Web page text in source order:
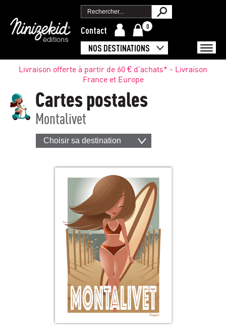
Contact 0
NOS DESTINATIONS
Livraison offerte à partir de 60 € d'achats* - Livraison
France et Europe
Cartes postales
Montalivet
Choisir sa destination